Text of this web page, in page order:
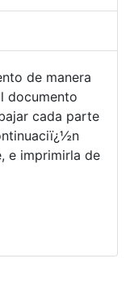
de manera
documento
cada parte
e imprimirla de